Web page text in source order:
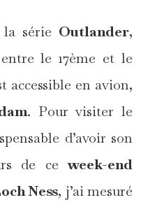
série Outlander,
le 17ème et le
accessible en avion,
. Pour visiter le
d’avoir son
de ceweek-end
Ness, j’ai mesuré